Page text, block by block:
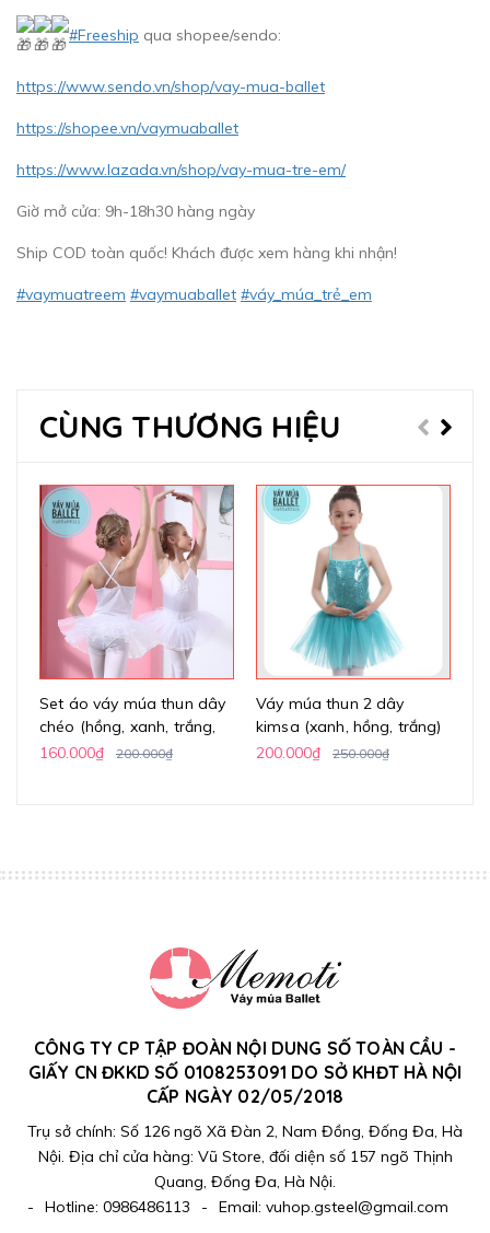
#Freeship qua shopee/sendo:
https://www.sendo.vn/shop/vay-mua-ballet
https://shopee.vn/vaymuaballet
https://www.lazada.vn/shop/vay-mua-tre-em/
Giờ mở cửa: 9h-18h30 hàng ngày
Ship COD toàn quốc! Khách được xem hàng khi nhận!
#vaymuatreem #vaymuaballet #váy_múa_trẻ_em
CÙNG THƯƠNG HIỆU
Set áo váy múa thun dây
chéo (hồng, xanh, trắng,
vàng)
160.000₫ 200.000₫
Váy múa thun 2 dây
kimsa (xanh, hồng, trắng)
200.000₫
250.000₫
CÔNG TY CP TẬP ĐOÀN NỘI DUNG SỐ TOÀN CẦU -
GIẤY CN ĐKKD SỐ 0108253091 DO SỞ KHĐT HÀ NỘI
CẤP NGÀY 02/05/2018
Trụ sở chính: Số 126 ngõ Xã Đàn 2, Nam Đồng, Đống Đa, Hà
Nội. Địa chỉ cửa hàng: Vũ Store, đối diện số 157 ngõ Thịnh
Quang, Đống Đa, Hà Nội.
-
Hotline: 0986486113 - Email: vuhop.gsteel@gmail.com